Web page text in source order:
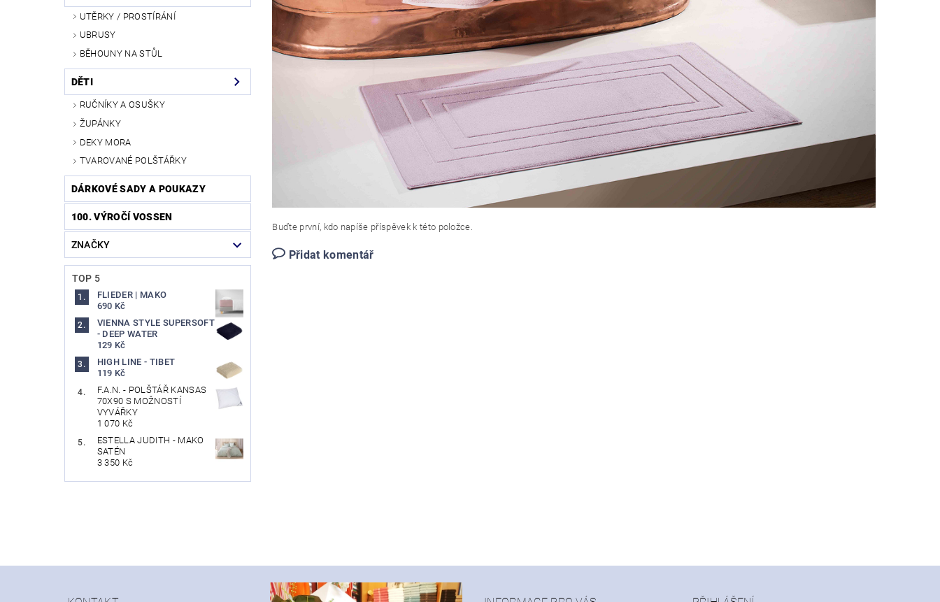
UTĚRKY / PROSTÍRÁNÍ
UBRUSY
BĚHOUNY NA STŮL
DĚTI
RUČNÍKY A OSUŠKY
ŽUPÁNKY
DEKY MORA
TVAROVANÉ POLŠTÁŘKY
DÁRKOVÉ SADY A POUKAZY
100. VÝROČÍ VOSSEN
ZNAČKY
TOP 5
FLIEDER | MAKO
690 Kč
VIENNA STYLE SUPERSOFT
- DEEP WATER
129 Kč
HIGH LINE - TIBET
119 Kč
F.A.N. - POLŠTÁŘ KANSAS
70X90 S MOŽNOSTÍ
VYVÁŘKY
1 070 Kč
ESTELLA JUDITH - MAKO
SATÉN
3 350 Kč
Buďte první, kdo napíše příspěvek k této položce.
Přidat komentář